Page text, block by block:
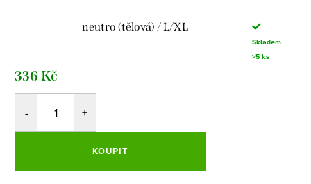
neutro (tělová) / L/XL
Skladem
>5 ks
336 Kč
KOUPIT